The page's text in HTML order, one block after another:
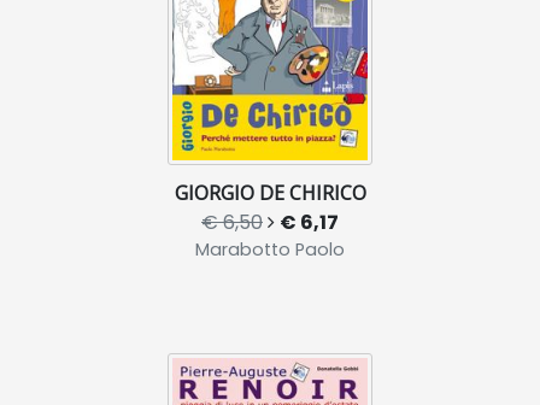
GIORGIO DE CHIRICO
€ 6,50 € 6,17
Marabotto Paolo